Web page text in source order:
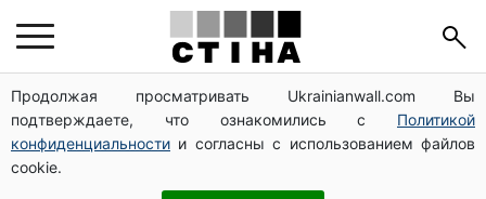
Продолжая просматривать Ukrainianwall.com Вы
подтверждаете, что ознакомились с Политикой
конфиденциальности и согласны с использованием файлов
cookie.
172 940 грн защитят жилье от ареста за
коммуналку: с октября порог — 432 тысячи
8 451 грн вместо пакета малыша: Пенсионный фонд
объяснил, как получить деньги